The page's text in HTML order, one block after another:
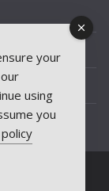
your
using
you